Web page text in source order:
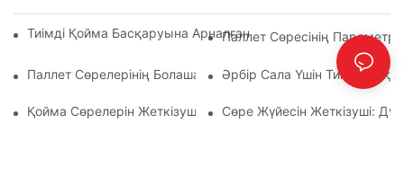
Тиімді Қойма Басқаруына Арналған Ең Үздік Өнеркәсіптік
Паллет Сөресінің
Паллет Сөрелерінің Болашағы: Үрдістер Мен Инновациялар
Әрбір Сала Үшін Тиімді
Қойма Сөрелерін Жеткізушілер: Не Іздеу Керек
Сөре Жүйесін Жеткізуші: